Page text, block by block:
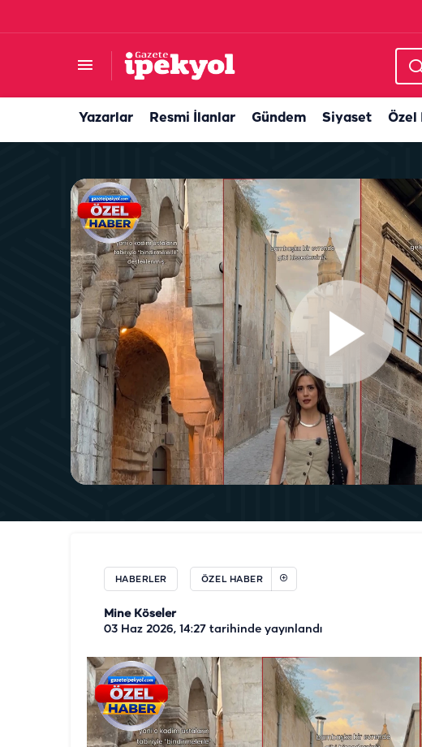
Yazarlar Resmi İlanlar Gündem Siyaset Özel
HABERLER ÖZEL HABER
Mine Köseler
03 Haz 2026, 14:27 tarihinde yayınlandı